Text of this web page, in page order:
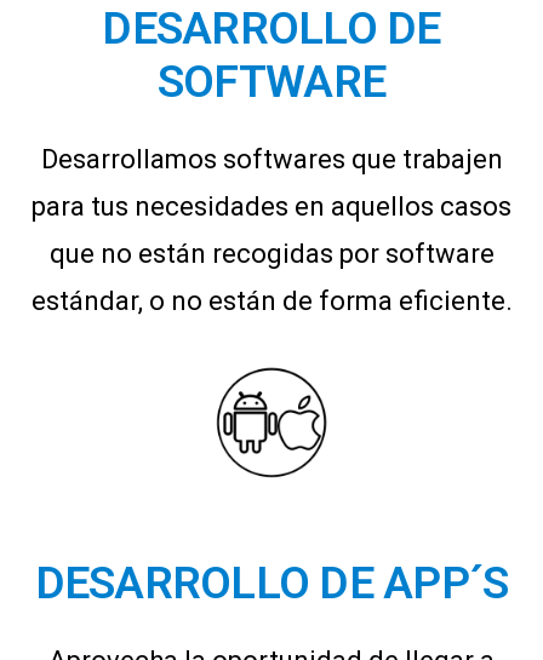
DESARROLLO DE
SOFTWARE
Desarrollamos softwares que trabajen
para tus necesidades en aquellos casos
que no están recogidas por software
estándar, o no están de forma eficiente.
DESARROLLO DE APP´S